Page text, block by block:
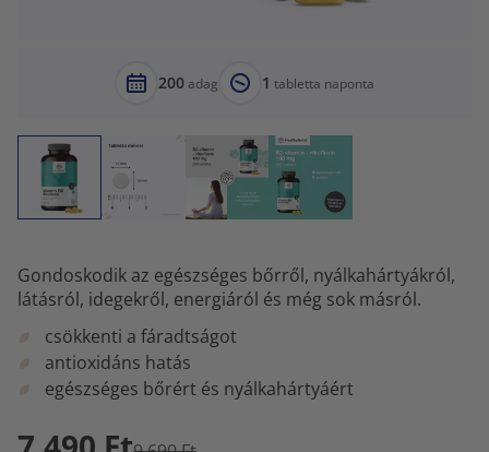
200adag 1 tabletta naponta
Gondoskodik az egészséges bőrről, nyálkahártyákról,
látásról, idegekről, energiáról és még sok másról.
csökkenti a fáradtságot
antioxidáns hatás
egészséges bőrért és nyálkahártyáért